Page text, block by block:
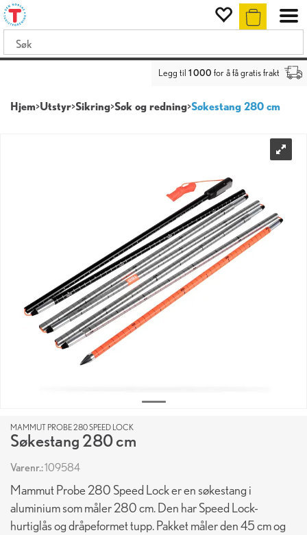
Legg til 1 000 for å få gratis frakt
Hjem>Utstyr>Sikring>Søk og redning>Søkestang 280 cm
MAMMUT PROBE 280 SPEED LOCK
Søkestang 280 cm
Varenr.:109584
Mammut Probe 280 Speed Lock er en søkestang i
aluminium som måler 280 cm. Den har Speed Lock-
hurtiglås og dråpeformet tupp. Pakket måler den 45 cm og